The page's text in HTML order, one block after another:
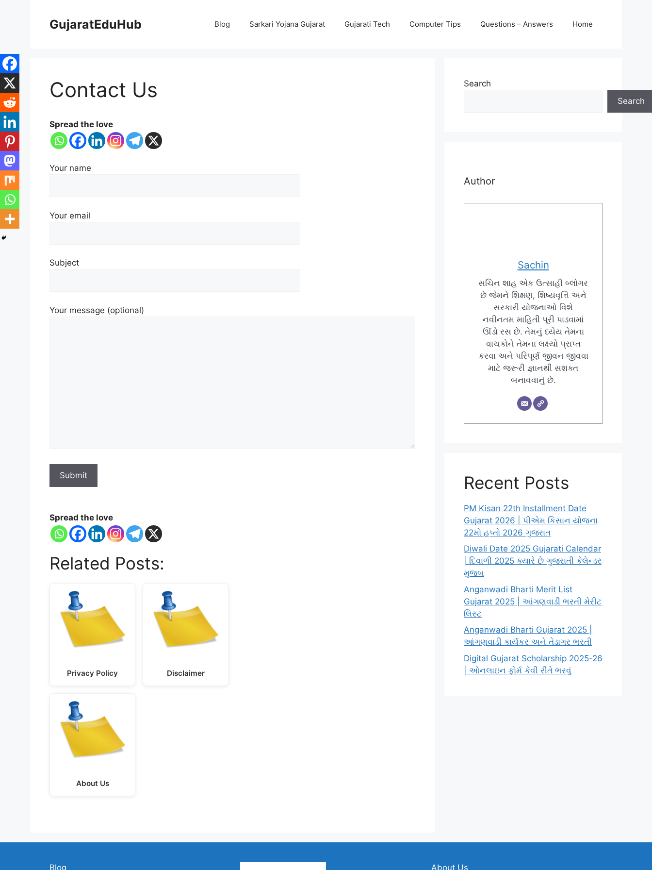
GujaratEduHub Blog Sarkari Yojana Gujarat Gujarati Tech Computer Tips Questions – Answers Home
Contact Us
Spread the love
Your name
Your email
Subject
Your message (optional)
Spread the love
Related Posts:
Privacy Policy
About Us
Disclaimer
Search
Search
Author
Sachin
સચિન શાહ એક ઉત્સાહી બ્લોગર
છે જેમને શિક્ષણ, શિષ્યવૃત્તિ અને
સરકારી યોજનાઓ વિશે
નવીનતમ માહિતી પૂરી પાડવામાં
ઊંડો રસ છે. તેમનું ધ્યેય તેમના
વાચકોને તેમના લક્ષ્યો પ્રાપ્ત
કરવા અને પરિપૂર્ણ જીવન જીવવા
માટે જરૂરી જ્ઞાનથી સશક્ત
બનાવવાનું છે.
Recent Posts
PM Kisan 22th Installment Date
Gujarat 2026 | પીએમ કિસાન યોજના
22મો હપ્તો 2026 ગુજરાત
Diwali Date 2025 Gujarati Calendar
| દિવાળી 2025 ક્યારે છે ગુજરાતી કેલેન્ડર
મુજબ
Anganwadi Bharti Merit List
Gujarat 2025 | આંગણવાડી ભરતી મેરીટ
લિસ્ટ
Anganwadi Bharti Gujarat 2025 |
આંગણવાડી કાર્યકર અને તેડાગર ભરતી
Digital Gujarat Scholarship 2025-26
| ઓનલાઇન ફોર્મ કેવી રીતે ભરવું
Blog About Us